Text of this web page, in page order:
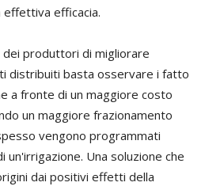
effettiva efficacia.
produttori di migliorare
distribuiti basta osservare i fatto
a fronte di un maggiore costo
un maggiore frazionamento
vengono programmati
Una soluzione che
dai positivi effetti della